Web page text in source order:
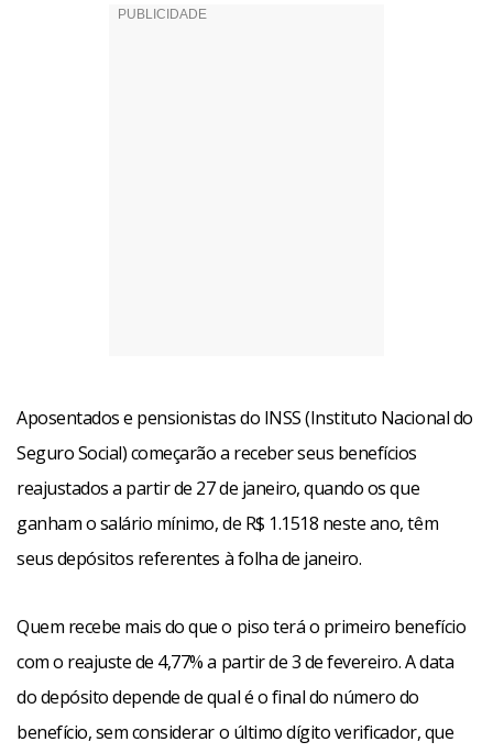
Aposentados e pensionistas do INSS (Instituto Nacional do
Seguro Social) começarão a receber seus benefícios
reajustados a partir de 27 de janeiro, quando os que
ganham o salário mínimo, de R$ 1.1518 neste ano, têm
seus depósitos referentes à folha de janeiro.
Quem recebe mais do que o piso terá o primeiro benefício
com o reajuste de 4,77% a partir de 3 de fevereiro. A data
do depósito depende de qual é o final do número do
benefício, sem considerar o último dígito verificador, que